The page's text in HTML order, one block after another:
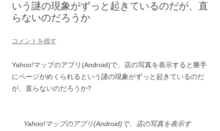
いう謎の現象がずっと起きているのだが、直
らないのだろうか
コメントを残す
Yahoo!マップのアプリ(Android)で、店の写真を表示すると勝手
にページがめくられるという謎の現象がずっと起きているのだ
が、直らないのだろうか?
Yahoo!マップのアプリ(Android)で、店の写真を表示す